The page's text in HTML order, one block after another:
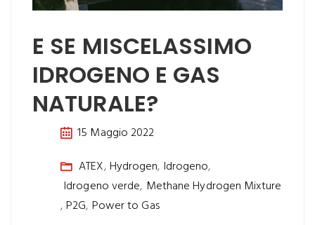
E SE MISCELASSIMO
IDROGENO E GAS
NATURALE?
15 Maggio 2022
ATEX, Hydrogen, Idrogeno,
Idrogeno verde, Methane Hydrogen Mixture
,P2G, Power to Gas